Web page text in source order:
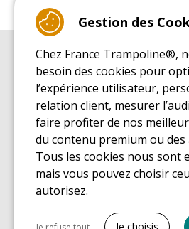
GUIDE D'ACHAT
Guide d'achat pour les trampolines de
GUIDE DE MONTAGE
Guide de montage pour les trampolines
GUIDE D'ENTRETIEN
Guide d'entretien des trampolines de loisirs
GUIDE DÉCOUVERTE
Guide de découverte des trampolines de
GUIDE D'ACHAT PIÈCES DE RECHANGE
Gestion des
Chez France Trampoline®,
besoin des cookies pour
l’expérience utilisateur,
relation client, mesurer
faire profiter de nos
du contenu premium ou des
Tous les cookies nous sont
mais vous pouvez choisir
autorisez.